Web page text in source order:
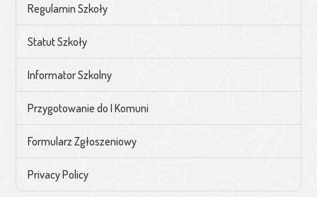
Regulamin Szkoły
Statut Szkoły
Informator Szkolny
Przygotowanie do I Komuni
Formularz Zgłoszeniowy
Privacy Policy